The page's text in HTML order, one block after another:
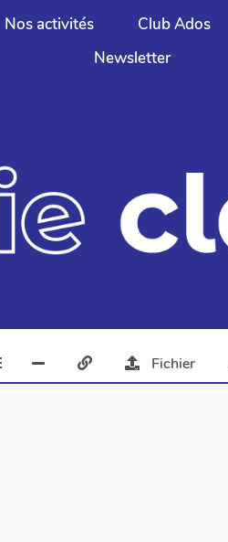
Nos activités Club Ados
Newsletter
Fichier